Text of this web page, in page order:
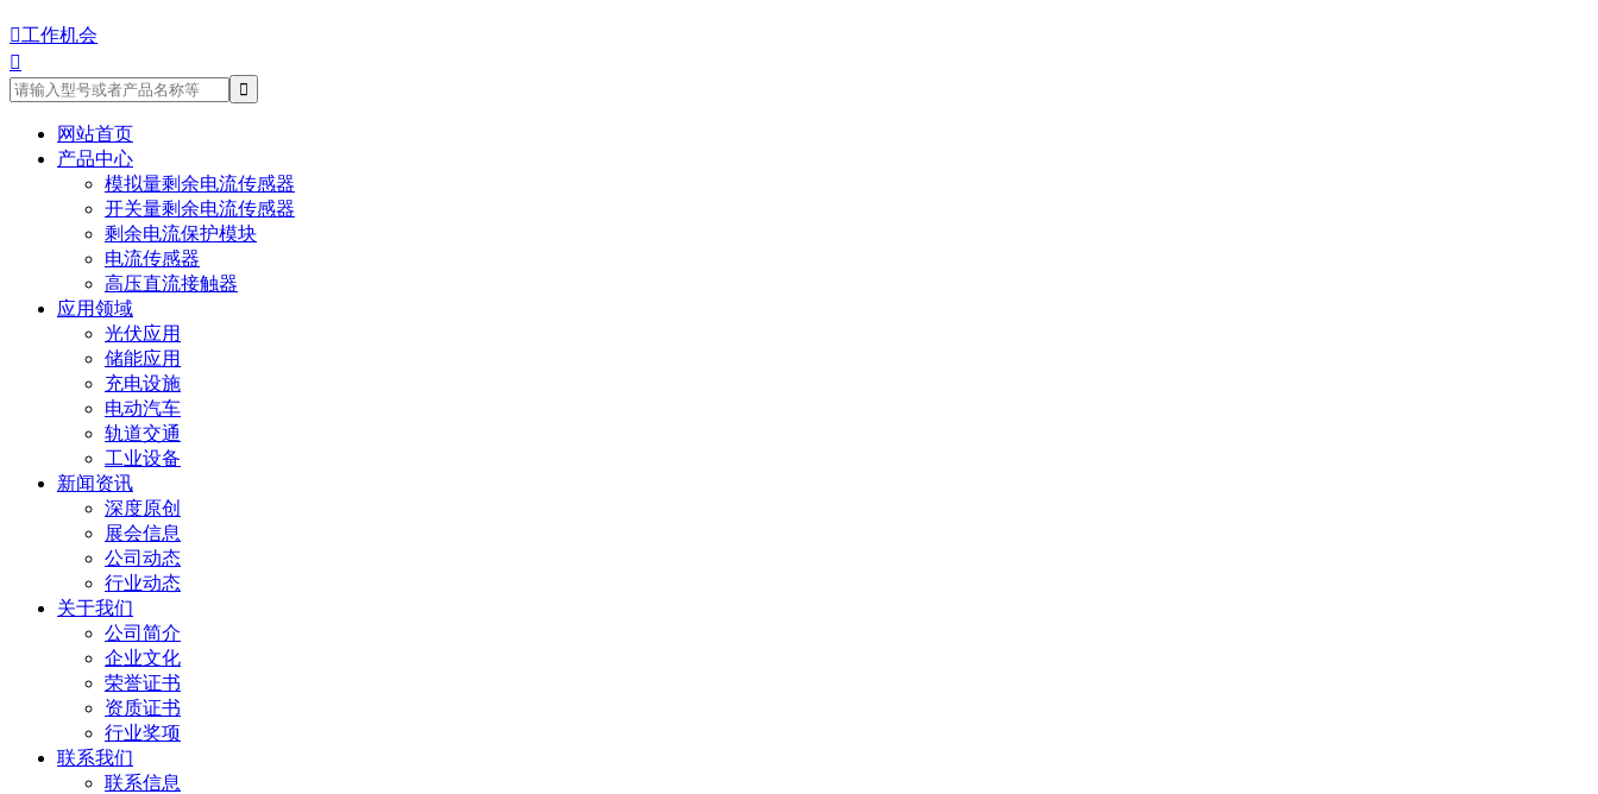
工作机会

网站首页
产品中心
模拟量剩余电流传感器
开关量剩余电流传感器
剩余电流保护模块
电流传感器
高压直流接触器
应用领域
光伏应用
储能应用
充电设施
电动汽车
轨道交通
工业设备
新闻资讯
深度原创
展会信息
公司动态
行业动态
关于我们
公司简介
企业文化
荣誉证书
资质证书
行业奖项
联系我们
联系信息